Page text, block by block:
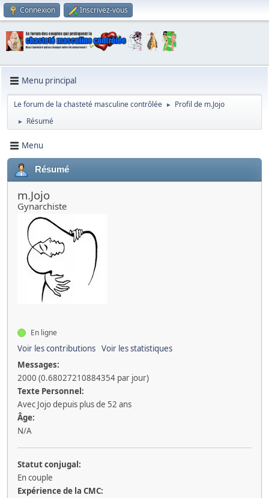
Connexion Inscrivez-vous
Menu principal
Le forum de la chasteté masculine contrôlée ► Profil de m.Jojo
► Résumé
Menu
Résumé
m.Jojo
Gynarchiste
En ligne
Voir les contributions Voir les statistiques
Messages:
2000 (0.68027210884354 par jour)
Texte Personnel:
Avec Jojo depuis plus de 52 ans
Âge:
N/A
Statut conjugal:
En couple
Expérience de la CMC: